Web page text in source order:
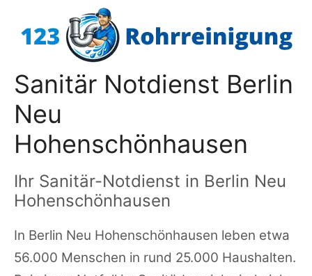
Inhalt
Sanitär Notdienst Berlin
Neu
Hohenschönhausen
Ihr Sanitär-Notdienst in Berlin Neu
Hohenschönhausen
In Berlin Neu Hohenschönhausen leben etwa
56.000 Menschen in rund 25.000 Haushalten.